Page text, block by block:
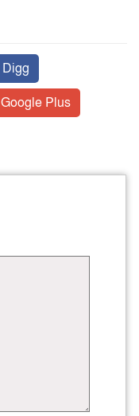
Digg
Google Plus